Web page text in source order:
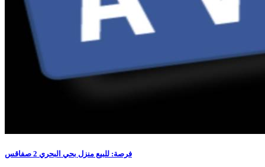
فرصة: للبيع منزل بحي البحري 2 صفاقس